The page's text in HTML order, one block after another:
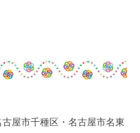
屋市千種区・名古屋市名東